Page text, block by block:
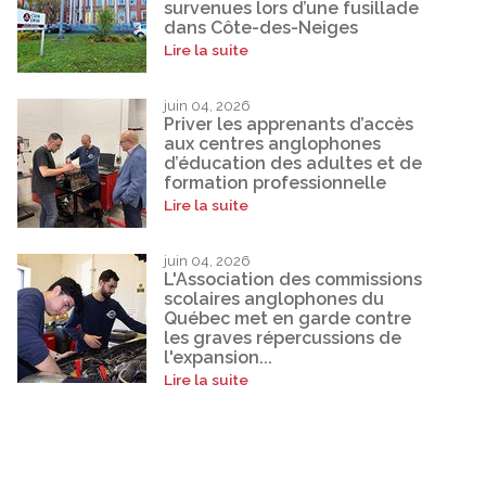
survenues lors d’une fusillade
dans Côte-des-Neiges
Lire la suite
juin 04, 2026
Priver les apprenants d’accès
aux centres anglophones
d’éducation des adultes et de
formation professionnelle
Lire la suite
juin 04, 2026
L'Association des commissions
scolaires anglophones du
Québec met en garde contre
les graves répercussions de
l'expansion...
Lire la suite